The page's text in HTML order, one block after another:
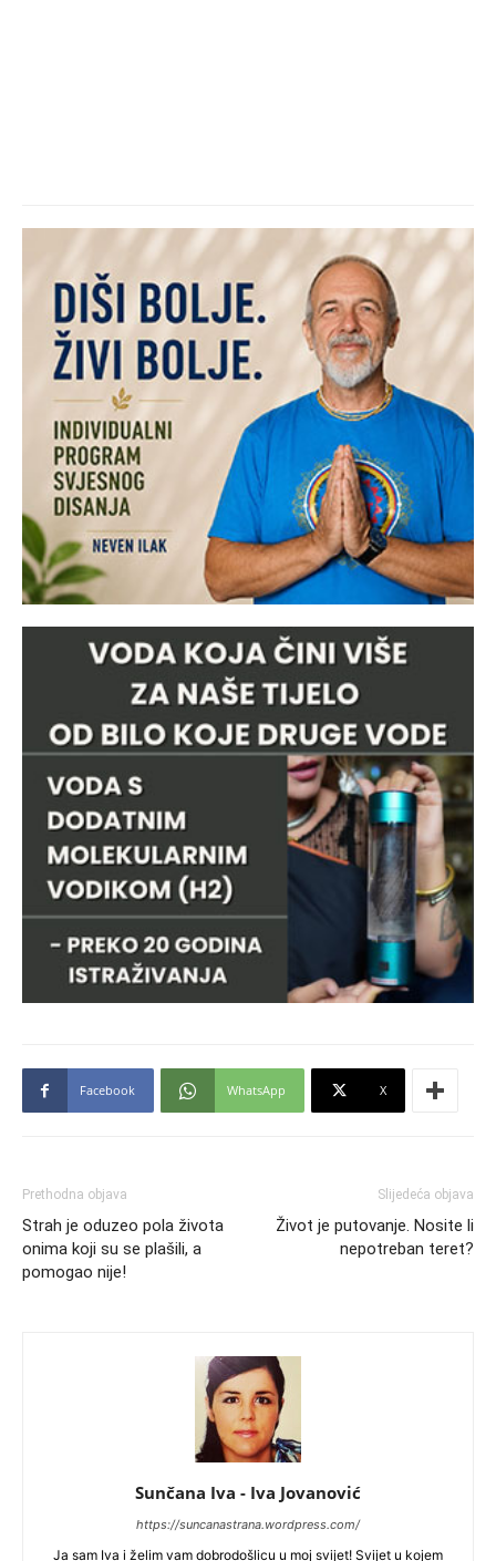
Facebook WhatsApp X
Prethodna objava
Strah je oduzeo pola života
onima koji su se plašili, a
pomogao nije!
Slijedeća objava
Život je putovanje. Nosite li
nepotreban teret?
Sunčana Iva - Iva Jovanović
https://suncanastrana.wordpress.com/
Ja sam Iva i želim vam dobrodošlicu u moj svijet! Svijet u kojem